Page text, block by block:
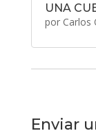
UNA
por Carlos
Enviar